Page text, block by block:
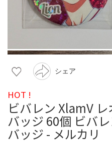
シェア
HOT !
ビバレン XlamV
バッジ 60個 ビバ
バッジ - メルカリ